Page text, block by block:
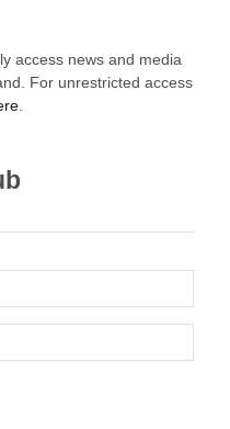
access news and media
For unrestricted access